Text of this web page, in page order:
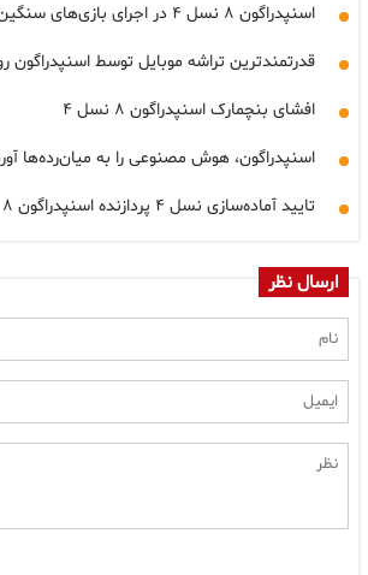
اسنپدراگون ۸ نسل ۴ در اجرای بازی‌های سنگین، قدرت‌نمایی کرد
قدرتمندترین تراشه موبایل توسط اسنپدراگون
افشای بنچمارک اسنپدراگون ۸ نسل ۴
اسنپدراگون، هوش مصنوعی را به میان‌رده‌ها
تایید آماده‌سازی نسل ۴ پردازنده اسنپدراگون ۸
ارسال نظر